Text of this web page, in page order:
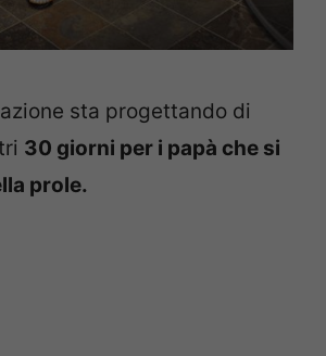
sta progettando di
30 giorni per i papà che si
prole.